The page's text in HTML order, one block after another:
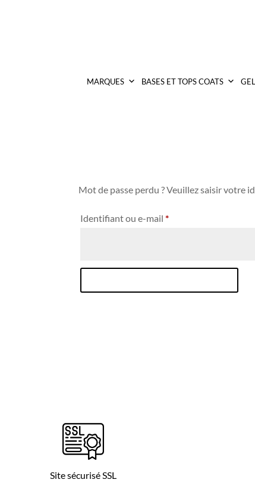
MARQUES BASES ET TOPS COATS
Mot de passe perdu ? Veuillez saisir votre
Identifiant ou e-mail *Obligatoire
Site sécurisé SSL